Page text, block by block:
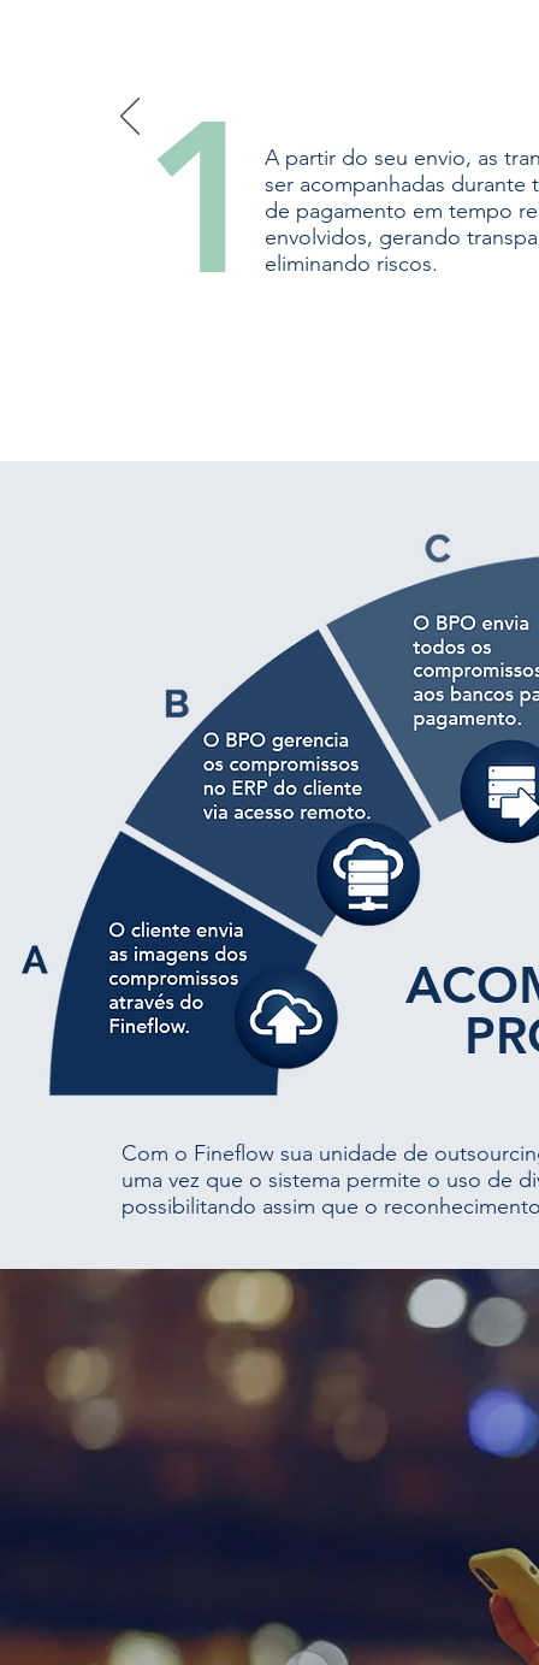
1A partir do seu envio, as
ser acompanhadas
de pagamento em tempo
envolvidos, gerando
eliminando riscos.
Com o Fineflow sua unidade de
uma vez que o sistema permite o uso de
possibilitando assim que o